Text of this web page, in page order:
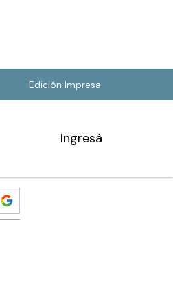
Edición Impresa
Ingresá